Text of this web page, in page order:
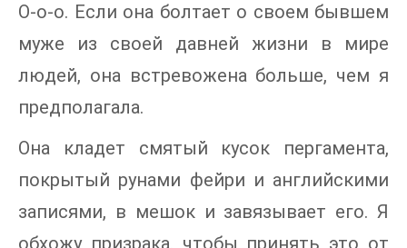
О-о-о. Если она болтает о своем бывшем
муже из своей давней жизни в мире
людей, она встревожена больше, чем я
предполагала.
Она кладет смятый кусок пергамента,
покрытый рунами фейри и английскими
записями, в мешок и завязывает его. Я
обхожу призрака, чтобы принять это от